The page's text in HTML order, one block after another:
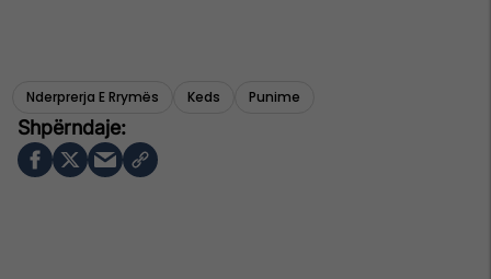
Nderprerja E Rrymës Keds Punime